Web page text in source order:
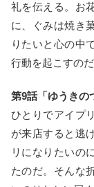
礼を伝える。お
に、ぐみは焼き
りたいと心の中
行動を起こすのだ
第9話「ゆうきの
ひとりでアイプ
が来店すると逃
リになりたいの
たのだ。そんな